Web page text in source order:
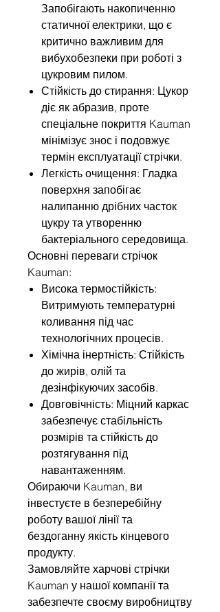
Запобігають накопиченню
статичної електрики, що є
критично важливим для
вибухобезпеки при роботі з
цукровим пилом.
Стійкість до стирання: Цукор
діє як абразив, проте
спеціальне покриття Kauman
мінімізує знос і подовжує
термін експлуатації стрічки.
Легкість очищення: Гладка
поверхня запобігає
налипанню дрібних часток
цукру та утворенню
бактеріального середовища.
Основні переваги стрічок
Kauman:
Висока термостійкість:
Витримують температурні
коливання під час
технологічних процесів.
Хімічна інертність: Стійкість
до жирів, олій та
дезінфікуючих засобів.
Довговічність: Міцний каркас
забезпечує стабільність
розмірів та стійкість до
розтягування під
навантаженням.
Обираючи Kauman, ви
інвестуєте в безперебійну
роботу вашої лінії та
бездоганну якість кінцевого
продукту.
Замовляйте харчові стрічки
Kauman у нашої компанії та
забезпечте своєму виробництву